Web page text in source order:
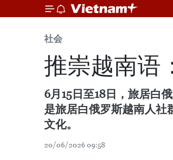
社会
推崇越南语
6月15日至18日，旅居白
是旅居白俄罗斯越南人社
文化。
20/06/2026 09:58